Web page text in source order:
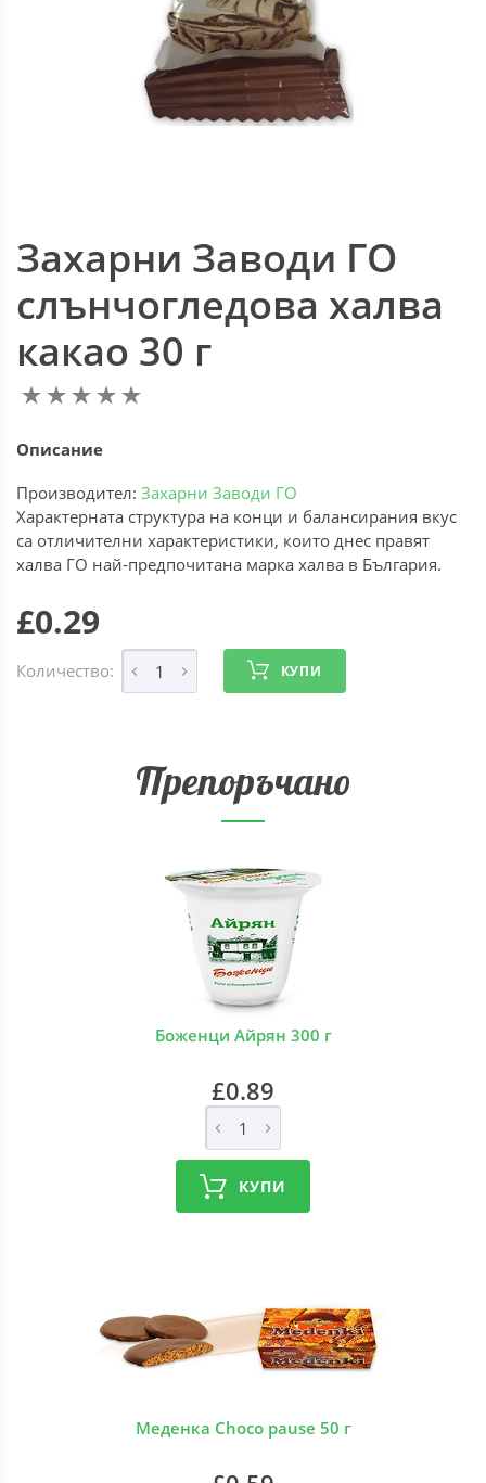
Захарни Заводи ГО
слънчогледова халва
какао 30 г
Описание
Производител: Захарни Заводи ГО
Характерната структура на конци и балансирания вкус
са отличителни характеристики, които днес правят
халва ГО най-предпочитанa маркa халва в България.
£0.29
Количество: КУПИ
Препоръчано
Боженци Айрян 300 г
£0.89
КУПИ
Меденка Choco pause 50 г